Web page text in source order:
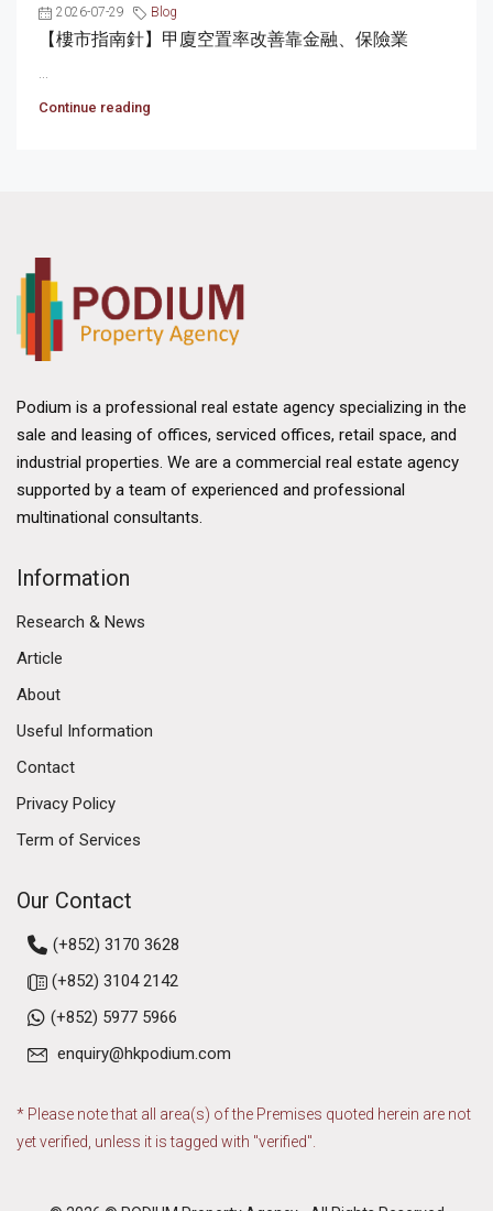
2026-07-29 Blog
【樓市指南針】甲廈空置率改善靠金融、保險業
...
Continue reading
Podium is a professional real estate agency specializing in the
sale and leasing of offices, serviced offices, retail space, and
industrial properties. We are a commercial real estate agency
supported by a team of experienced and professional
multinational consultants.
Information
Research & News
Article
About
Useful Information
Contact
Privacy Policy
Term of Services
Our Contact
(+852) 3170 3628
(+852) 3104 2142
(+852) 5977 5966
enquiry@hkpodium.com
* Please note that all area(s) of the Premises quoted herein are not
yet verified, unless it is tagged with "verified".